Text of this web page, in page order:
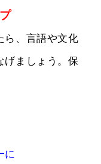
ら、言語や文化
げましょう。保
に